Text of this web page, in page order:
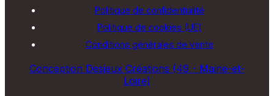
Politique de confidentialité
Politique de cookies (UE)
Conditions générales de vente
Conception Desjeux Créations (49 - Maine-et-
Loire)